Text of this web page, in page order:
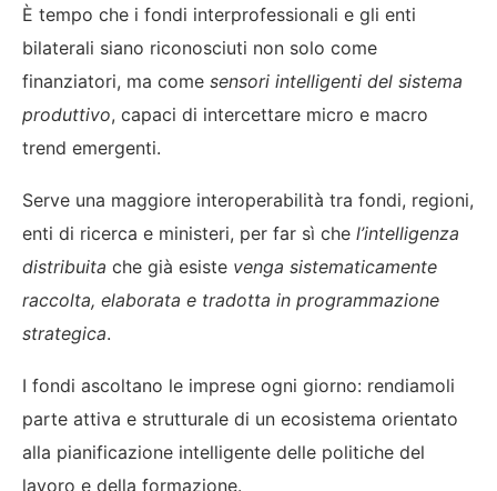
È tempo che i fondi interprofessionali e gli enti
bilaterali siano riconosciuti non solo come
finanziatori, ma come sensori intelligenti del sistema
produttivo, capaci di intercettare micro e macro
trend emergenti.
Serve una maggiore interoperabilità tra fondi, regioni,
enti di ricerca e ministeri, per far sì che l’intelligenza
distribuita che già esiste venga sistematicamente
raccolta, elaborata e tradotta in programmazione
strategica.
I fondi ascoltano le imprese ogni giorno: rendiamoli
parte attiva e strutturale di un ecosistema orientato
alla pianificazione intelligente delle politiche del
lavoro e della formazione.